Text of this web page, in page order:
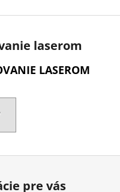
laserom
LASEROM
pre vás